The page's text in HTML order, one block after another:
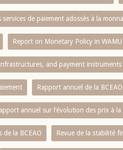
de paiement adossés à la
Report on Monetary Policy in WAMU
and payment instruments
Rapport annuel de la BCEAO
annuel sur l‘évolution des prix à
de la BCEAO Revue de la stabilité